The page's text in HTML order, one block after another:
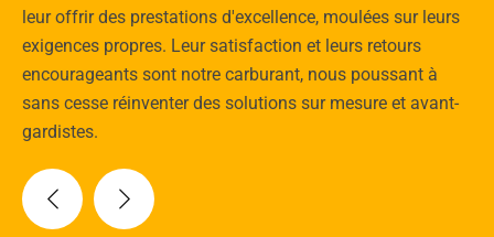
leur offrir des prestations d'excellence, moulées sur leurs
exigences propres. Leur satisfaction et leurs retours
encourageants sont notre carburant, nous poussant à
sans cesse réinventer des solutions sur mesure et avant-
gardistes.